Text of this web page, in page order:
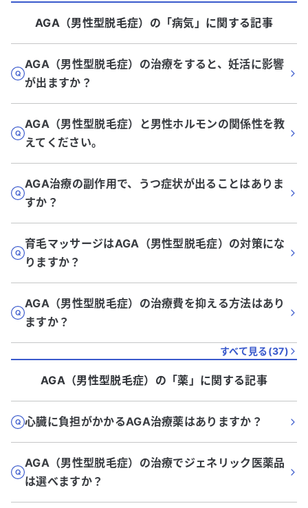
AGA（男性型脱毛症） の「病気 」に関する記事
AGA（男性型脱毛症）の治療をすると、妊活に影響
が出ますか？
AGA（男性型脱毛症）と男性ホルモンの関係性を教
えてください。
AGA治療の副作用で、うつ症状が出ることはありま
すか？
育毛マッサージはAGA（男性型脱毛症）の対策にな
りますか？
AGA（男性型脱毛症）の治療費を抑える方法はあり
ますか？
すべて見る(37)
AGA（男性型脱毛症） の「薬 」に関する記事
心臓に負担がかかるAGA治療薬はありますか？
AGA（男性型脱毛症）の治療でジェネリック医薬品
は選べますか？